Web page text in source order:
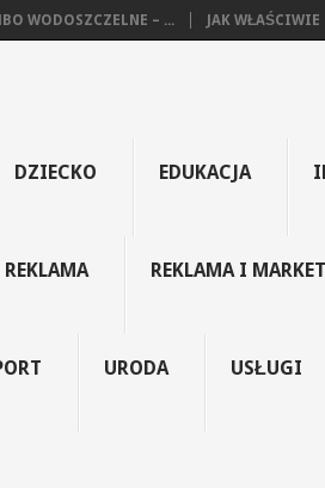
WODOSZCZELNE – ... JAK WŁAŚCIWIE
DZIECKO EDUKACJA
REKLAMA REKLAMA I
URODA USŁUGI